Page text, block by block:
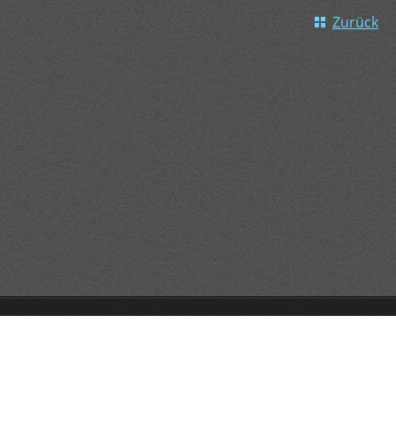
Zurück